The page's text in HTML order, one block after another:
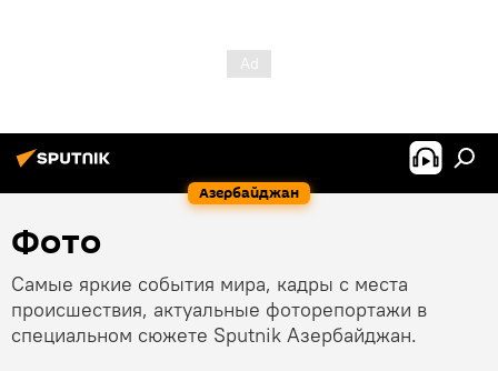
Азербайджан
Фото
Самые яркие события мира, кадры с места
происшествия, актуальные фоторепортажи в
специальном сюжете Sputnik Азербайджан.